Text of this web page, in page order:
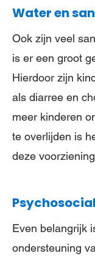
Water en
Ook zijn veel
is er een groot
Hierdoor zijn
als diarree en
meer kinderen
te overlijden is
deze
Even belangrijk
ondersteuning